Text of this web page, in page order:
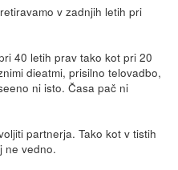
v zadnjih letih pri
40 letih prav tako kot pri 20
dieatmi, prisilno telovadbo,
ni isto. Časa pač ni
partnerja. Tako kot v tistih
ne vedno.